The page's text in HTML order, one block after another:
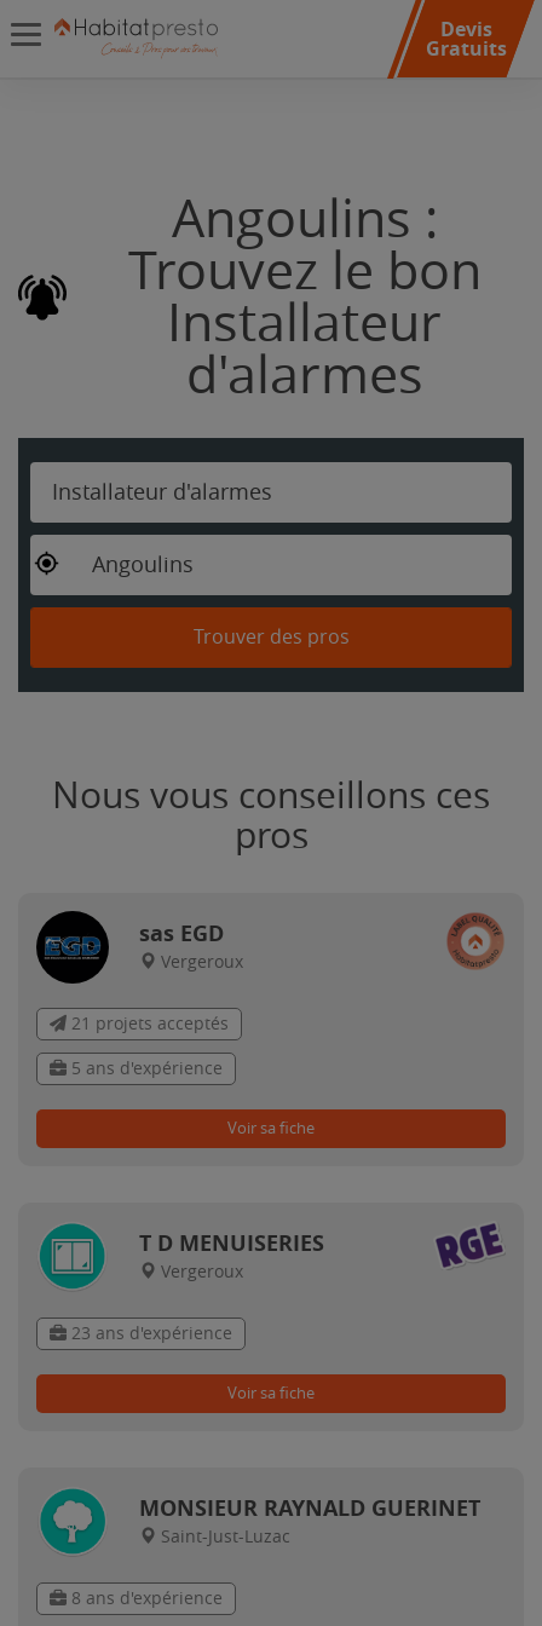
Devis
Gratuits
Angoulins :
Trouvez le bon
Installateur
d'alarmes
Installateur d'alarmes
Angoulins
Trouver des pros
Nous vous conseillons ces
pros
sas EGD
Vergeroux
21 projets acceptés
5 ans d'expérience
Voir sa fiche
T D MENUISERIES
Vergeroux
23 ans d'expérience
Voir sa fiche
MONSIEUR RAYNALD GUERINET
Saint-Just-Luzac
8 ans d'expérience